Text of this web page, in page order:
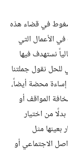
في قضاء هذه
الأعمال التي
نستهدف فيها
نقول جملتنا
إساءة محضة أيضاً،
المواقف أو
من اختيار
مثل
الاجتماعي أو